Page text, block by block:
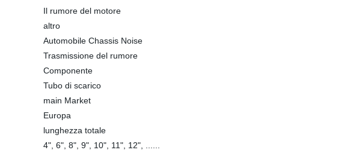
Il rumore del motore
altro
Automobile Chassis Noise
Trasmissione del rumore
Componente
Tubo di scarico
main Market
Europa
lunghezza totale
4", 6", 8", 9", 10", 11", 12", ......